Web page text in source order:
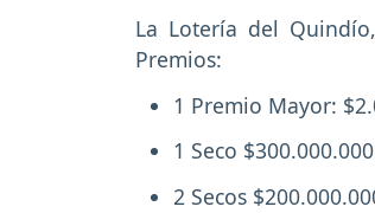
La Lotería del
Premios:
1 Premio Mayor:
1 Seco
2 Secos